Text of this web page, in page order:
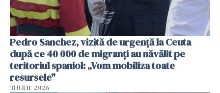
Pedro Sanchez, vizită de urgență la Ceuta
după ce 40 000 de migranți au năvălit pe
teritoriul spaniol: „Vom mobiliza toate
resursele"
31 IULIE 2026